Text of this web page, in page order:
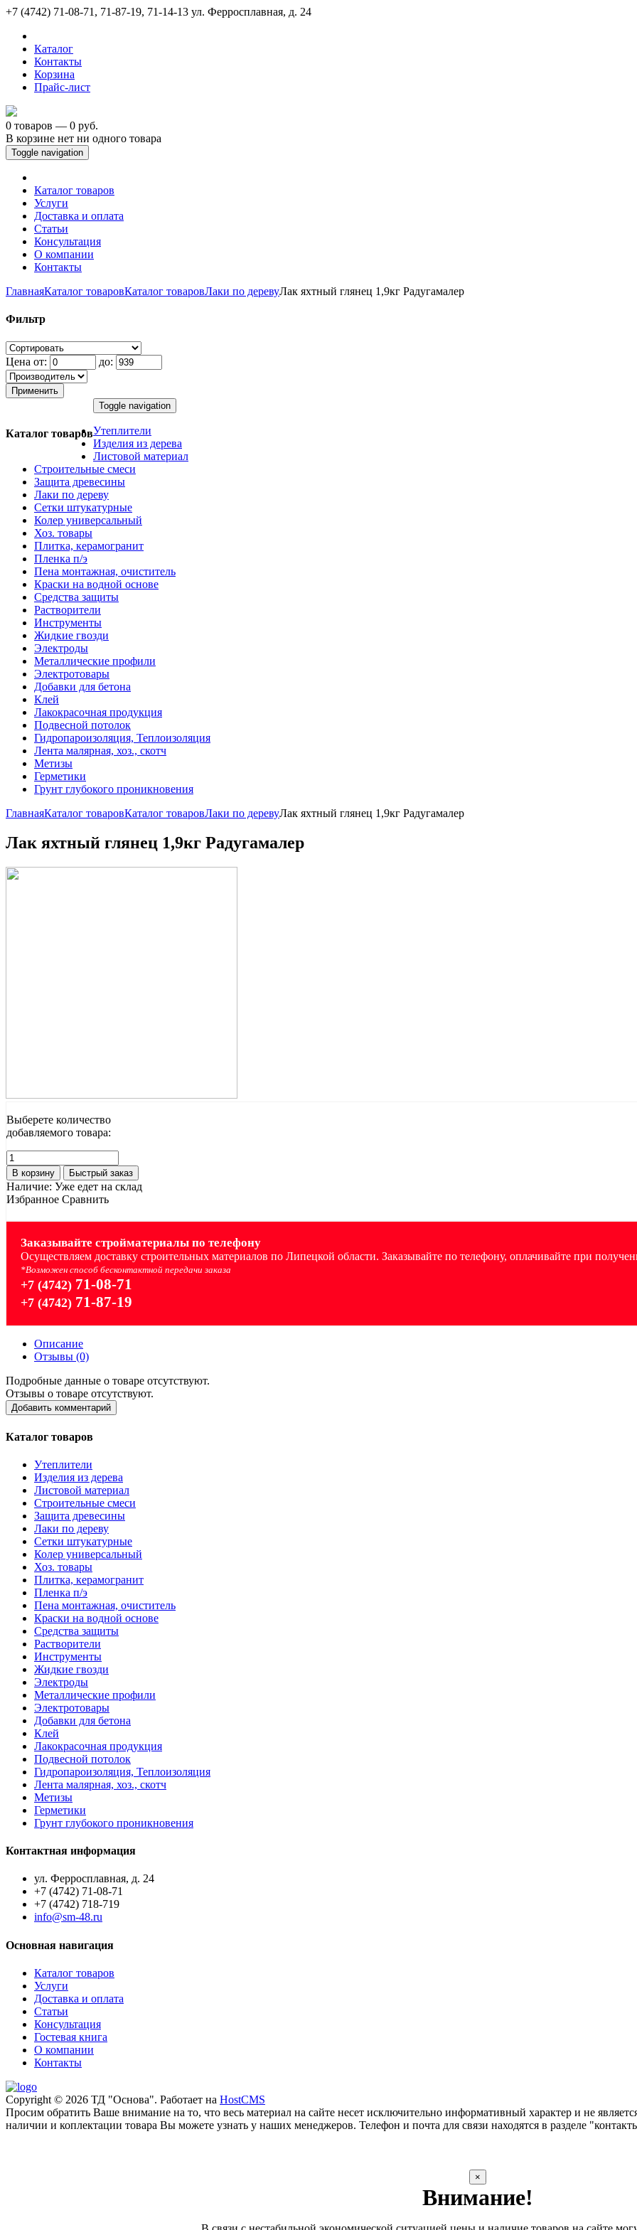
+7 (4742) 71-08-71, 71-87-19, 71-14-13 ул. Ферросплавная, д. 24
Каталог
Контакты
Корзина
Прайс-лист
0 товаров — 0 руб.
В корзине нет ни одного товара
Toggle navigation
Каталог товаров
Услуги
Доставка и оплата
Статьи
Консультация
О компании
Контакты
ГлавнаяКаталог товаровКаталог товаровЛаки по деревуЛак яхтный глянец 1,9кг Радугамалер
Фильтр
Цена от: до:
Применить
Каталог товаров
Toggle navigation
Утеплители
Изделия из дерева
Листовой материал
Строительные смеси
Защита древесины
Лаки по дереву
Сетки штукатурные
Колер универсальный
Хоз. товары
Плитка, керамогранит
Пленка п/э
Пена монтажная, очиститель
Краски на водной основе
Средства защиты
Растворители
Инструменты
Жидкие гвозди
Электроды
Металлические профили
Электротовары
Добавки для бетона
Клей
Лакокрасочная продукция
Подвесной потолок
Гидропароизоляция, Теплоизоляция
Лента малярная, хоз., скотч
Метизы
Герметики
Грунт глубокого проникновения
ГлавнаяКаталог товаровКаталог товаровЛаки по деревуЛак яхтный глянец 1,9кг Радугамалер
Лак яхтный глянец 1,9кг Радугамалер
Выберете количество
добавляемого товара:
В корзину Быстрый заказ
Наличие: Уже едет на склад
Избранное Сравнить
Заказывайте стройматериалы по телефону
Осуществляем доставку строительных материалов по Липецкой области. Заказывайте по телефону, оплачивайте при
*Возможен способ бесконтактной передачи заказа
+7 (4742) 71-08-71
+7 (4742) 71-87-19
Описание
Отзывы (0)
Подробные данные о товаре отсутствуют.
Отзывы о товаре отсутствуют.
Добавить комментарий
Каталог товаров
Утеплители
Изделия из дерева
Листовой материал
Строительные смеси
Защита древесины
Лаки по дереву
Сетки штукатурные
Колер универсальный
Хоз. товары
Плитка, керамогранит
Пленка п/э
Пена монтажная, очиститель
Краски на водной основе
Средства защиты
Растворители
Инструменты
Жидкие гвозди
Электроды
Металлические профили
Электротовары
Добавки для бетона
Клей
Лакокрасочная продукция
Подвесной потолок
Гидропароизоляция, Теплоизоляция
Лента малярная, хоз., скотч
Метизы
Герметики
Грунт глубокого проникновения
Контактная информация
ул. Ферросплавная, д. 24
+7 (4742) 71-08-71
+7 (4742) 718-719
info@sm-48.ru
Основная навигация
Каталог товаров
Услуги
Доставка и оплата
Статьи
Консультация
Гостевая книга
О компании
Контакты
Copyright © 2026 ТД "Основа". Работает на HostCMS
Просим обратить Ваше внимание на то, что весь материал на сайте несет исключительно информативный характер и не
наличии и коплектации товара Вы можете узнать у наших менеджеров. Телефон и почта для связи находятся в разделе
×
Внимание!